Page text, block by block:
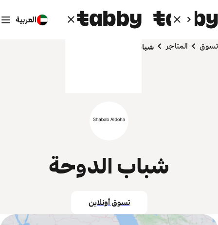
العربية
تسوق المتاجر شباب الدوحة
شباب الدوحة
تسوق أونلاين